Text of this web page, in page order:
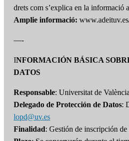
drets com s’explica en la informació
Amplie informació:
—-
INFORMACIÓN BÁSICA
DATOS
Responsable: Universitat de València
Delegado de Protección de Datos:
lopd@uv.es
Finalidad: Gestión de inscripción